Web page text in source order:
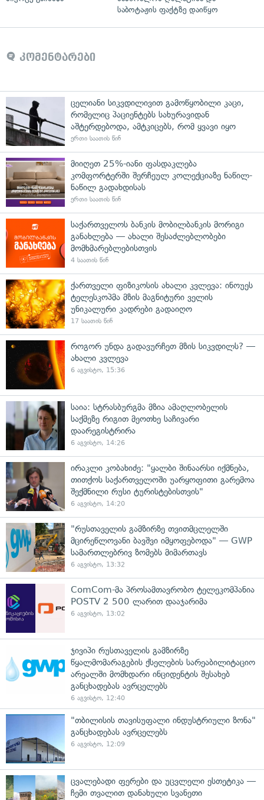
საბოტაჟის ფაქტზე დაიწყო
კომენტარები
ცელიანი სიკვდილივით გამოწყობილი კაცი,
რომელიც პაციენტებს სახურავიდან
აშტერდებოდა, ამტკიცებს, რომ ყვავი იყო
ერთი საათის წინ
მიიღეთ 25%-იანი ფასდაკლება
კომფორტერში შერჩეულ კოლექციაზე ნაწილ-
ნაწილ გადახდისას
ერთი საათის წინ
საქართველოს ბანკის მობილბანკის მორიგი
განახლება — ახალი შესაძლებლობები
მომხმარებლებისთვის
4 საათის წინ
ქართველი ფიზიკოსის ახალი კვლევა: ინოუეს
ტელესკოპმა მზის მაგნიტური ველის
უნიკალური კადრები გადაიღო
17 საათის წინ
როგორ უნდა გადავურჩეთ მზის სიკვდილს? —
ახალი კვლევა
6 აგვისტო, 15:36
საია: სტრასბურგმა მზია ამაღლობელის
საქმეზე რიგით მეოთხე საჩივარი
დაარეგისტრირა
6 აგვისტო, 14:26
ირაკლი კობახიძე: "ყალბი შინაარსი იქმნება,
თითქოს საქართველოში უარყოფითი გარემოა
შექმნილი რუსი ტურისტებისთვის"
6 აგვისტო, 14:20
"რუსთაველის გამზირზე თვითმცლელში
მცირეწლოვანი ბავშვი იმყოფებოდა" — GWP
სამართლებრივ ზომებს მიმართავს
6 აგვისტო, 13:32
ComCom-მა პროსამთავრობო ტელეკომპანია
POSTV 2 500 ლარით დააჯარიმა
6 აგვისტო, 13:02
ჯივიპი რუსთაველის გამზირზე
წყალმომარაგების ქსელების სარეაბილიტაციო
არეალში მომხდარი ინციდენტის შესახებ
განცხადებას ავრცელებს
6 აგვისტო, 12:40
"თბილისის თავისუფალი ინდუსტრიული ზონა"
განცხადებას ავრცელებს
6 აგვისტო, 12:09
ცვალებადი ფერები და უცვლელი ესთეტიკა —
ჩემი თვალით დანახული სვანეთი